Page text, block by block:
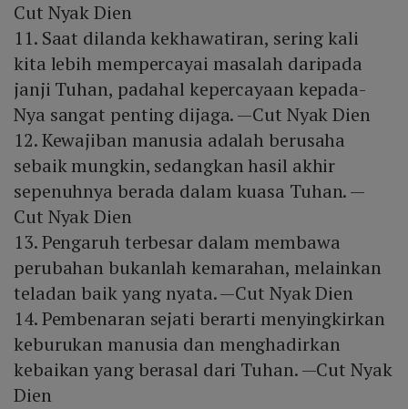
Cut Nyak Dien
11. Saat dilanda kekhawatiran, sering kali
kita lebih mempercayai masalah daripada
janji Tuhan, padahal kepercayaan kepada-
Nya sangat penting dijaga. —Cut Nyak Dien
12. Kewajiban manusia adalah berusaha
sebaik mungkin, sedangkan hasil akhir
sepenuhnya berada dalam kuasa Tuhan. —
Cut Nyak Dien
13. Pengaruh terbesar dalam membawa
perubahan bukanlah kemarahan, melainkan
teladan baik yang nyata. —Cut Nyak Dien
14. Pembenaran sejati berarti menyingkirkan
keburukan manusia dan menghadirkan
kebaikan yang berasal dari Tuhan. —Cut Nyak
Dien